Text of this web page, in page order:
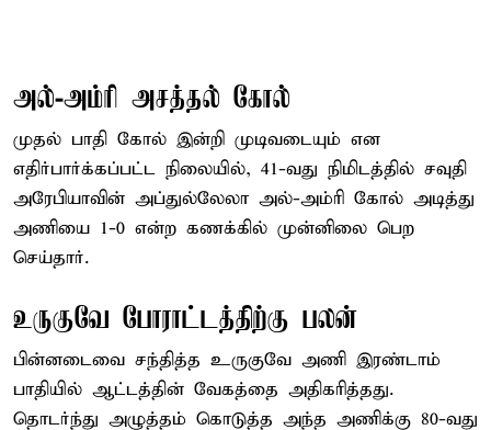
அல்-அம்ரி அசத்தல் கோல்
முதல் பாதி கோல் இன்றி முடிவடையும் என
எதிர்பார்க்கப்பட்ட நிலையில், 41-வது நிமிடத்தில் சவுதி
அரேபியாவின் அப்துல்லேலா அல்-அம்ரி கோல் அடித்து
அணியை 1-0 என்ற கணக்கில் முன்னிலை பெற
செய்தார்.
உருகுவே போராட்டத்திற்கு பலன்
பின்னடைவை சந்தித்த உருகுவே அணி இரண்டாம்
பாதியில் ஆட்டத்தின் வேகத்தை அதிகரித்தது.
தொடர்ந்து அழுத்தம் கொடுத்த அந்த அணிக்கு 80-வது